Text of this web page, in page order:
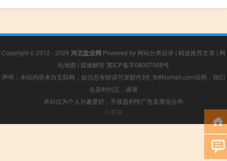
Copyright © 2012 - 2026 河北盐业网 Powered by 网站分类目录 | 精选推荐文章 | 网
站地图 | 疑难解答 冀ICP备字08007068号
声明：本站内容来自互联网，如信息有错误可发邮件到f_fb#foxmail.com说明，我们
会及时纠正，谢谢
本站仅为个人兴趣爱好，不接盈利性广告及商业合作
小男孩